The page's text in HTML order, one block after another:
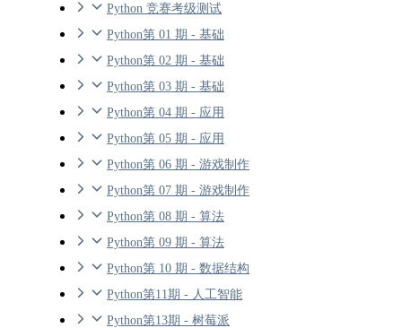
Python 竞赛考级测试
Python第 01 期 - 基础
Python第 02 期 - 基础
Python第 03 期 - 基础
Python第 04 期 - 应用
Python第 05 期 - 应用
Python第 06 期 - 游戏制作
Python第 07 期 - 游戏制作
Python第 08 期 - 算法
Python第 09 期 - 算法
Python第 10 期 - 数据结构
Python第11期 - 人工智能
Python第13期 - 树莓派